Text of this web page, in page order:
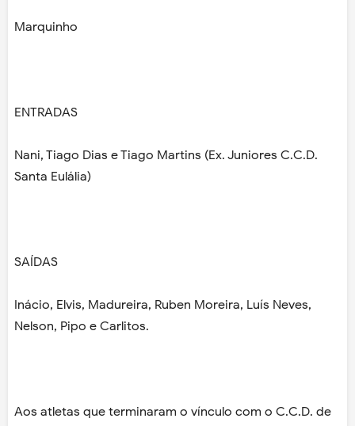
Marquinho
ENTRADAS
Nani, Tiago Dias e Tiago Martins (Ex. Juniores C.C.D.
Santa Eulália)
SAÍDAS
Inácio, Elvis, Madureira, Ruben Moreira, Luís Neves,
Nelson, Pipo e Carlitos.
Aos atletas que terminaram o vínculo com o C.C.D. de